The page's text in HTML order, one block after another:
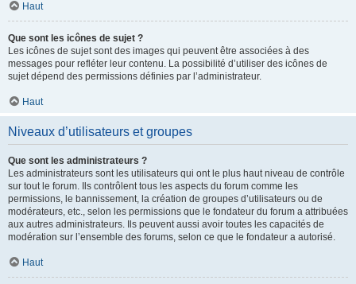
Haut
Que sont les icônes de sujet ?
Les icônes de sujet sont des images qui peuvent être associées à des
messages pour refléter leur contenu. La possibilité d’utiliser des icônes de
sujet dépend des permissions définies par l’administrateur.
Haut
Niveaux d’utilisateurs et groupes
Que sont les administrateurs ?
Les administrateurs sont les utilisateurs qui ont le plus haut niveau de contrôle
sur tout le forum. Ils contrôlent tous les aspects du forum comme les
permissions, le bannissement, la création de groupes d’utilisateurs ou de
modérateurs, etc., selon les permissions que le fondateur du forum a attribuées
aux autres administrateurs. Ils peuvent aussi avoir toutes les capacités de
modération sur l’ensemble des forums, selon ce que le fondateur a autorisé.
Haut